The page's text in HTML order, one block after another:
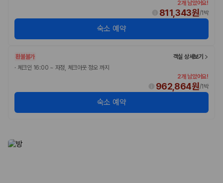
2개 남았어요!
811,343원/1박
숙소 예약
환불불가
객실 상세보기
· 체크인 16:00 ~ 자정, 체크아웃 정오 까지
2개 남았어요!
962,864원/1박
숙소 예약